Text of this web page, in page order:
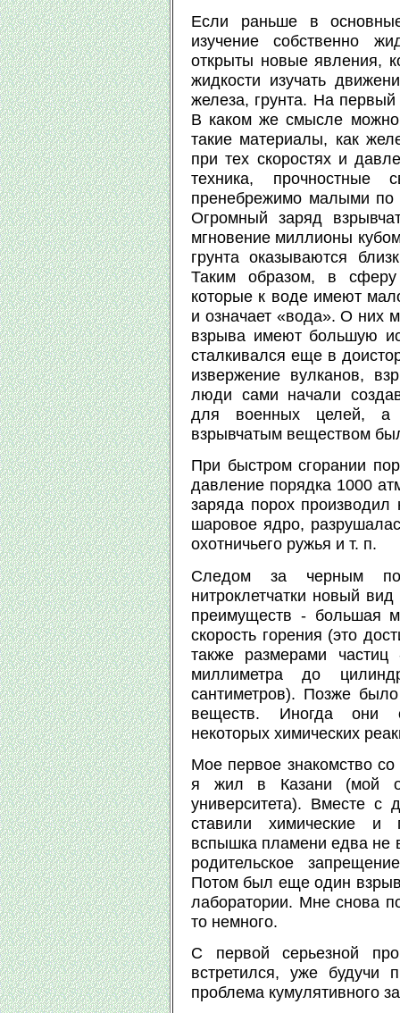
Если раньше в
изучение собственно
открыты новые явления,
жидкости изучать
железа, грунта. На
В каком же смысле можно
такие материалы, как
при тех скоростях и
техника, прочностные
пренебрежимо малыми
Огромный заряд
мгновение миллионы
грунта оказываются
Таким образом, в
которые к воде имеют
и означает «вода». О них
взрыва имеют большую
сталкивался еще в
извержение вулканов,
люди сами начали
для военных целей, а
взрывчатым веществом
При быстром сгорании
давление порядка 1000
заряда порох
шаровое ядро,
охотничьего ружья и т. п.
Следом за черным
нитроклетчатки новый
преимуществ - большая
скорость горения (это
также размерами
миллиметра до
сантиметров). Позже
веществ. Иногда они
некоторых химических
Мое первое знакомство со
я жил в Казани (мой
университета). Вместе
ставили химические и
вспышка пламени едва не
родительское
Потом был еще один взрыв
лаборатории. Мне снова
то немного.
С первой серьезной
встретился, уже будучи
проблема кумулятивного